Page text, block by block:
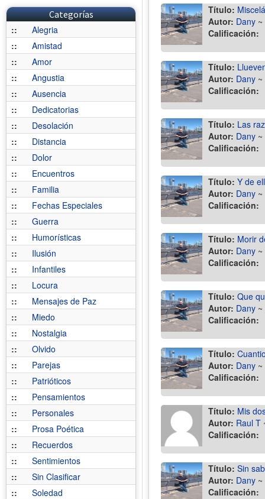
Categorías
::
Alegria
::
Amistad
::
Amor
::
Angustia
::
Ausencia
::
Dedicatorias
::
Desolación
::
Distancia
::
Dolor
::
Encuentros
::
Familia
::
Fechas Especiales
::
Guerra
::
Humorísticas
::
Ilusión
::
Infantiles
::
Locura
::
Mensajes de Paz
::
Miedo
::
Nostalgia
::
Olvido
::
Parejas
::
Patrióticos
::
Pensamientos
::
Personales
::
Prosa Poética
::
Recuerdos
::
Sentimientos
::
Sin Clasificar
::
Soledad
Título:
Autor: Dany ~
Calificación:
Título:
Autor: Dany ~
Calificación:
Título: Las
Autor: Dany ~
Calificación:
Título: Y de
Autor: Dany ~
Calificación:
Título: Morir
Autor: Dany ~
Calificación:
Título: Que
Autor: Dany ~
Calificación:
Título:
Autor: Dany ~
Calificación:
Título: Mis
Autor: Raul T
Calificación:
Título: Sin
Autor: Dany ~
Calificación: